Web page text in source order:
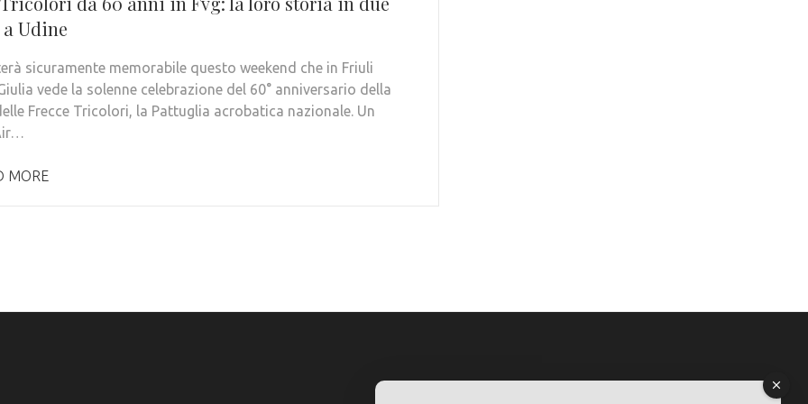
Udine
sicuramente memorabile questo weekend che in Friuli
vede la solenne celebrazione del 60° anniversario della
Frecce Tricolori, la Pattuglia acrobatica nazionale. Un
MORE